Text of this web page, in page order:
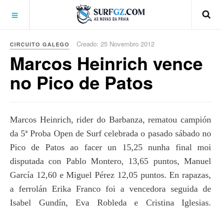
CIRCUITO GALEGO Creado: 25 Novembro 2012
Marcos Heinrich vence
no Pico de Patos
Marcos Heinrich, rider do Barbanza, rematou campión
da 5ª Proba Open de Surf celebrada o pasado sábado no
Pico de Patos ao facer un 15,25 nunha final moi
disputada con Pablo Montero, 13,65 puntos, Manuel
García 12,60 e Miguel Pérez 12,05 puntos. En rapazas,
a ferrolán Erika Franco foi a vencedora seguida de
Isabel Gundín, Eva Robleda e Cristina Iglesias.